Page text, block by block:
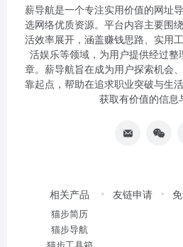
薪导航是一个专注实用价值的网址
选网络优质资源。平台内容主要围
活效率展开，涵盖赚钱思路、实用
活娱乐等领域，为用户提供经过
章。薪导航旨在成为用户探索机会
靠起点，帮助在追求职业突破与生
获取有价值的信息
相关产品
猫步简历
猫步导航
友链申请